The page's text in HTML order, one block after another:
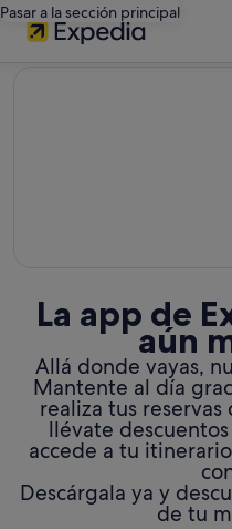
Pasar a la sección principal
La app de
aún
Allá donde vayas,
Mantente al día
realiza tus
llévate
accede a tu
Descárgala ya y
de tu